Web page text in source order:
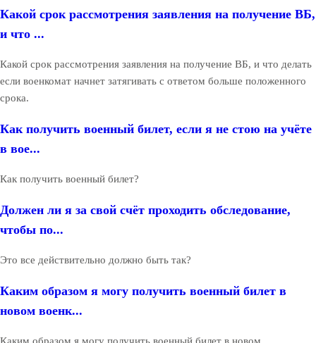
Какой срок рассмотрения заявления на получение ВБ,
и что ...
Какой срок рассмотрения заявления на получение ВБ, и что делать
если военкомат начнет затягивать с ответом больше положенного
срока.
Как получить военный билет, если я не стою на учёте
в вое...
Как получить военный билет?
Должен ли я за свой счёт проходить обследование,
чтобы по...
Это все действительно должно быть так?
Каким образом я могу получить военный билет в
новом военк...